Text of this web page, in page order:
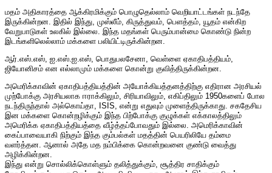
மதம் அதிகாரத்தை ஆக்கிரமிக்கும் பொழுதெல்லாம் வெறியாட்டங்கள் நடந்தே
இருக்கின்றன. இதில் இந்து, முஸ்லீம், கிருத்துவம், பெளத்தம், யூதம் என்கிற
வேறுபாடுகள் உலகில் இல்லை. இந்த மதங்கள் பெரும்பான்மை கொண்டு நின்ற
இடங்களிலெல்லாம் மக்களை பலியிட்டிருக்கின்றன.
ஆர்.எஸ்.எஸ், ஐ.எஸ்.ஐ.எஸ், பொதுபலசேனா, வெள்ளை ஏகாதிபத்தியம்,
ஜியோனிசம் என எல்லாமும் மக்களை கொன்று குவித்திருக்கின்றன.
அமெரிக்காவின் ஏகாதிபத்தியத்தின் அயோக்கியத்தனத்திற்கு எதிரான அரசியல்
முற்போக்கு அரசியலாக ஈராக்கிலும், சிரியாவிலும், எகிப்திலும் 1950களைப் போல
நடந்திருந்தால் அல்கொய்தா, ISIS, என்று எதுவும் முளைத்திருக்காது. சகதேசிய
இன மக்களை கொன்றழிக்கும் இந்த பிற்போக்கு குழுக்கள் எக்காலத்திலும்
அமெரிக்க ஏகாதிபத்தியத்தை வீழ்த்தப்போவதும் இல்லை. அமெரிக்காவின்
கைப்பாவையாகி நிற்கும் இந்த கும்பல்கள் மதத்தின் பெயரிலியே தம்மை
வளர்த்தன. ஆனால் அதே மத நம்பிக்கை கொன்றவனை குண்டு வைத்து
அழிக்கின்றன.
இந்து என்று சொல்லிக்கொள்ளும் தலித்துக்கும், சூத்திர சாதிக்கும்